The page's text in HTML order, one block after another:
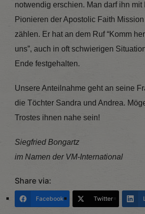
notwendig erschien. Man darf ihn mit
Pionieren der Apostolic Faith
zählen. Er hat an dem Ruf “Komm
uns”, auch in oft schwierigen
Ende festgehalten.
Unsere Anteilnahme geht an seine
die Töchter Sandra und Andrea.
Trostes ihnen nahe sein!
Siegfried Bongartz
im Namen der VM-International
Share via:
Facebook Twitter